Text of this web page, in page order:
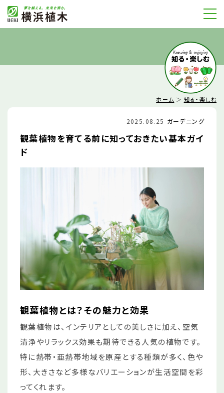
ホーム ＞ 知る・楽しむ
2025.08.25 ガーデニング
観葉植物を育てる前に知っておきたい基本ガイ
ド
観葉植物とは？その魅力と効果
観葉植物は、インテリアとしての美しさに加え、空気
清浄やリラックス効果も期待できる人気の植物です。
特に熱帯・亜熱帯地域を原産とする種類が多く、色や
形、大きさなど多様なバリエーションが生活空間を彩
ってくれます。